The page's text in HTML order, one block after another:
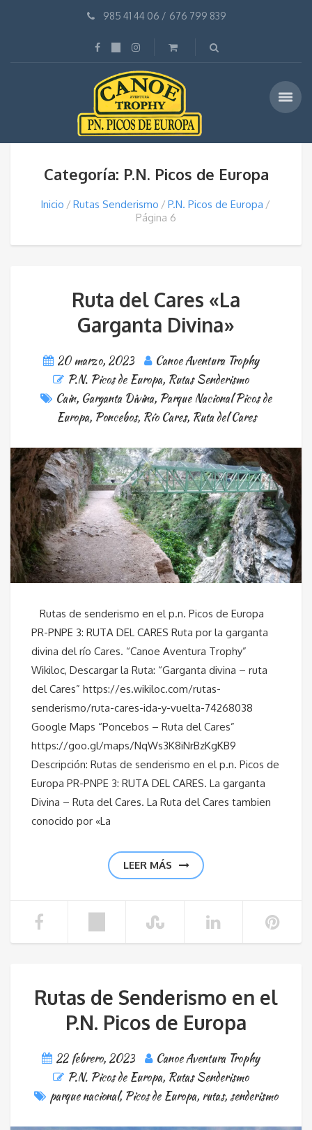
985 41 44 06 / 676 799 839
Categoría: P.N. Picos de Europa
Inicio Rutas Senderismo
P.N. Picos de Europa
Página 6
Ruta del Cares «La
Garganta Divina»
20 marzo, 2023
Canoe Aventura Trophy
P.N. Picos de Europa, Rutas Senderismo
Cain, Garganta Divina, Parque Nacional Picos de
Europa, Poncebos, Río Cares, Ruta del Cares
Rutas de senderismo en el p.n. Picos de Europa
PR-PNPE 3: RUTA DEL CARES Ruta por la garganta
divina del río Cares. “Canoe Aventura Trophy”
Wikiloc, Descargar la Ruta: “Garganta divina – ruta
del Cares” https://es.wikiloc.com/rutas-
senderismo/ruta-cares-ida-y-vuelta-74268038
Google Maps “Poncebos – Ruta del Cares”
https://goo.gl/maps/NqWs3K8iNrBzKgKB9
Descripción: Rutas de senderismo en el p.n. Picos de
Europa PR-PNPE 3: RUTA DEL CARES. La garganta
Divina – Ruta del Cares. La Ruta del Cares tambien
conocido por «La
LEER MÁS
Rutas de Senderismo en el
P.N. Picos de Europa
22 febrero, 2023
Canoe Aventura Trophy
P.N. Picos de Europa, Rutas Senderismo
parque nacional, Picos de Europa, rutas, senderismo